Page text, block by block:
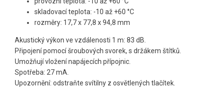
skladovací teplota: -10 až +60 °C
rozměry: 17,7 x 77,8 x 94,8 mm
Akustický výkon ve vzdálenosti 1 m: 83 dB.
Připojení pomocí šroubových svorek, s držákem štítků.
Umožňují vložení napájecích přípojnic.
Spotřeba: 27 mA.
Upozornění: odstraňte svítilny z osvětlených tlačítek.